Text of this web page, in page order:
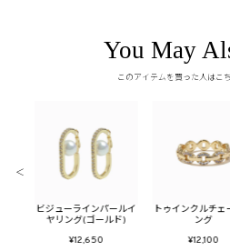
You May
このアイテムを買った人はこ
ビジューラインパールイ
ヤリング(ゴールド)
¥12,650
トゥインクルチェ
ング
¥12,100
＜